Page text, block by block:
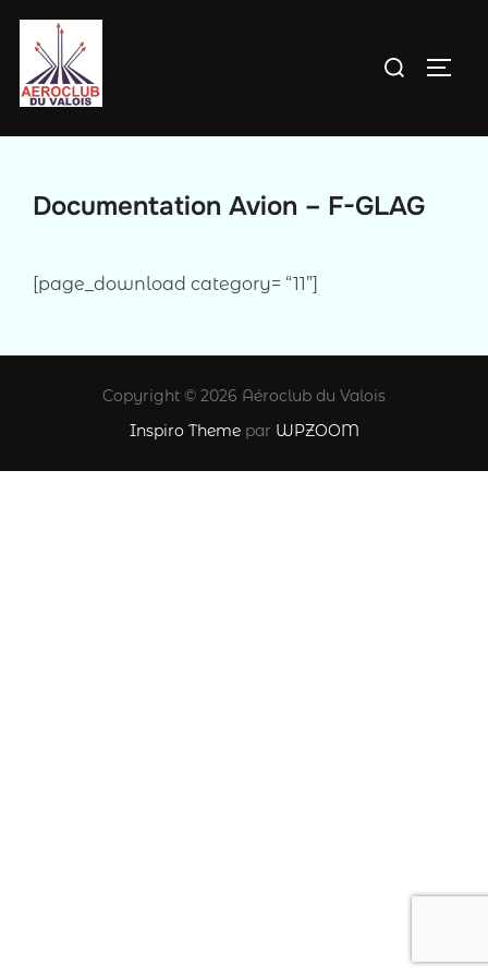
contenu
Rechercher :
Documentation Avion – F-GLAG
[page_download category= “11”]
Copyright © 2026 Aéroclub du Valois
Inspiro Themepar WPZOOM